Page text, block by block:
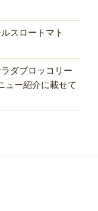
スロートマト
ダブロッコリー
ュー紹介に載せて